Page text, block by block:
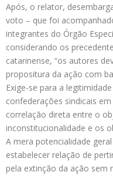
Após, o relator,
voto – que foi
integrantes do Órgão
considerando os
catarinense, “os autores
propositura da ação com
Exige-se para a
confederações sindicais
correlação direta entre o
inconstitucionalidade e os
A mera potencialidade
estabelecer relação de
pela extinção da ação sem